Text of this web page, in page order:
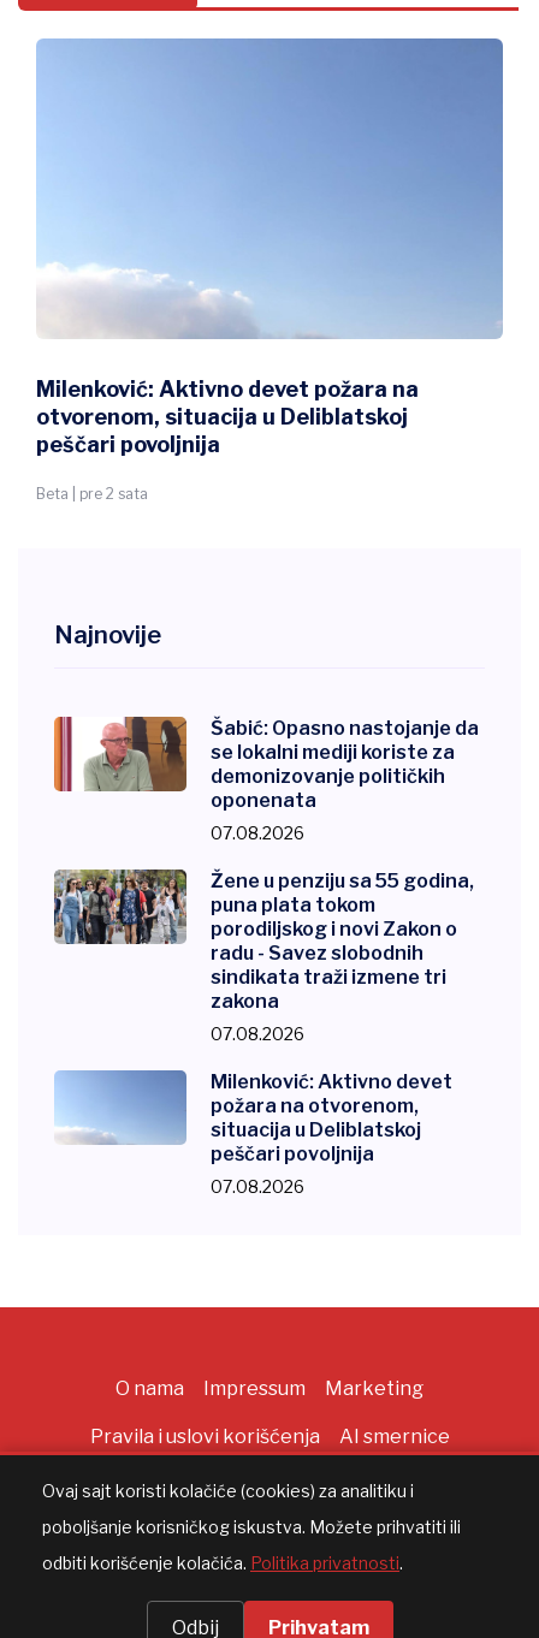
Milenković: Aktivno devet požara na
otvorenom, situacija u Deliblatskoj
peščari povoljnija
Beta | pre 2 sata
Najnovije
Šabić: Opasno nastojanje da
se lokalni mediji koriste za
demonizovanje političkih
oponenata
07.08.2026
Žene u penziju sa 55 godina,
puna plata tokom
porodiljskog i novi Zakon o
radu - Savez slobodnih
sindikata traži izmene tri
zakona
07.08.2026
Milenković: Aktivno devet
požara na otvorenom,
situacija u Deliblatskoj
peščari povoljnija
07.08.2026
O nama Impressum Marketing
Pravila i uslovi korišćenja AI smernice
Copyright © All rights reserved |
Ovaj sajt koristi kolačiće (cookies) za analitiku i
poboljšanje korisničkog iskustva. Možete prihvatiti ili
odbiti korišćenje kolačića. Politika privatnosti.
Odbij Prihvatam